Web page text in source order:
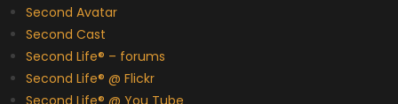
Second Avatar
Second Cast
Second Life® – forums
Second Life® @ Flickr
Second Life® @ You Tube